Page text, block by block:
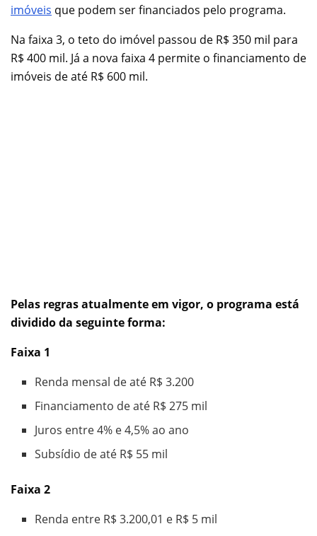
imóveis que podem ser financiados pelo programa.
Na faixa 3, o teto do imóvel passou de R$ 350 mil para
R$ 400 mil. Já a nova faixa 4 permite o financiamento de
imóveis de até R$ 600 mil.
Pelas regras atualmente em vigor, o programa está
dividido da seguinte forma:
Faixa 1
Renda mensal de até R$ 3.200
Financiamento de até R$ 275 mil
Juros entre 4% e 4,5% ao ano
Subsídio de até R$ 55 mil
Faixa 2
Renda entre R$ 3.200,01 e R$ 5 mil